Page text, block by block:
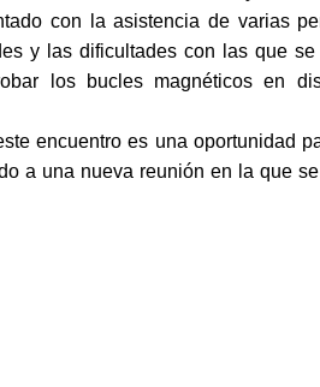
con la asistencia de varias
y las dificultades con las que
los bucles magnéticos en
encuentro es una oportunidad
a una nueva reunión en la que